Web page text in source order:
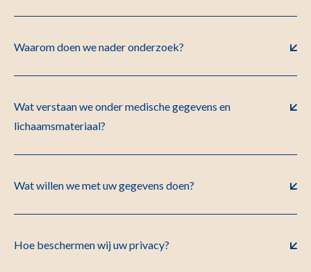
Waarom doen we nader onderzoek?
Wat verstaan we onder medische gegevens en
lichaamsmateriaal?
Wat willen we met uw gegevens doen?
Hoe beschermen wij uw privacy?